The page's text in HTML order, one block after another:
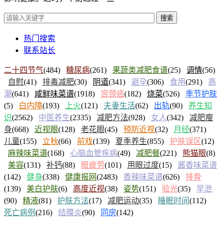
搜索
热门搜索
联系站长
二十四节气(484) 糖尿病(261) 果蔬类减肥食谱(25) 调情(56)
自慰(41) 排毒减肥(30) 阴道(341) 避孕(306) 食用(291) 高
潮(641) 咸鲜味菜谱(1918) 宫颈癌(182) 烧菜(526) 季节护肤
(5)
白内障(193) 上火(121) 夫妻生活(62) 出轨(90) 养生知
识(2562) 中医养生(2335) 减肥方法(928) 女人(342) 减肥瘦
身(668) 近视眼(128) 老花眼(45) 预防近视(32) 月经(371)
儿童(155) 立秋(66) 前戏(139) 夏季养生(855) 护肤误区(12)
麻辣味菜谱(168) 心脑血管疾病(49) 减肥餐(221) 熊猫眼(8)
美容(131) 补钙(88) 眼疲劳(101) 用眼过度(15) 酱香味菜谱
(142) 健身(338) 健康报网(2483) 香辣味菜谱(626) 排骨
(139) 美白护肤(6) 高度近视(38) 姿势(151) 验光(35) 早泄
(90) 精液(81) 护肤方法(17) 减肥运动(35) 睡眠时间(112)
死亡病例 (216) 结膜炎(90) 同房(142)